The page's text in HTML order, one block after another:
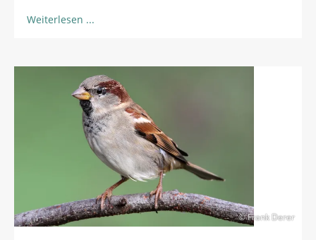
Weiterlesen
© Frank Derer